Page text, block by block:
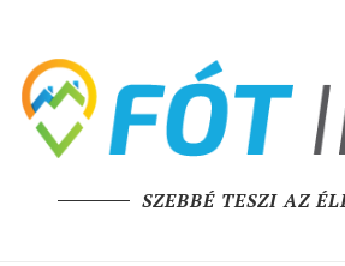
SZEBBÉ TESZI AZ